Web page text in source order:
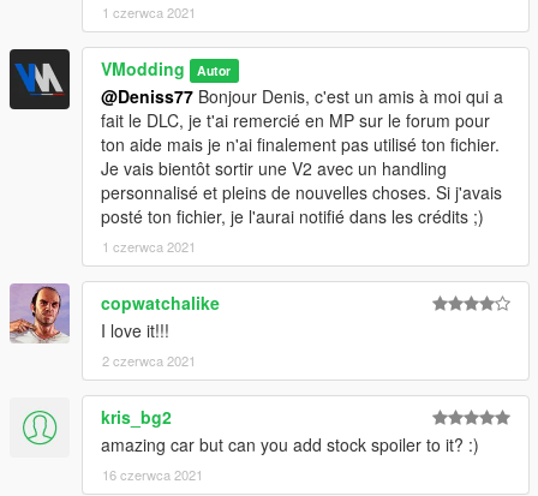
1 czerwca 2021
VModding Autor
@Deniss77 Bonjour Denis, c'est un amis à moi qui a
fait le DLC, je t'ai remercié en MP sur le forum pour
ton aide mais je n'ai finalement pas utilisé ton fichier.
Je vais bientôt sortir une V2 avec un handling
personnalisé et pleins de nouvelles choses. Si j'avais
posté ton fichier, je l'aurai notifié dans les crédits ;)
1 czerwca 2021
copwatchalike
I love it!!!
2 czerwca 2021
kris_bg2
amazing car but can you add stock spoiler to it? :)
16 czerwca 2021